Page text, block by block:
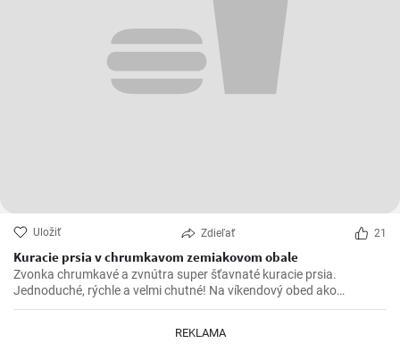
Uložiť Zdieľať 21
Kuracie prsia v chrumkavom zemiakovom obale
Zvonka chrumkavé a zvnútra super šťavnaté kuracie prsia.
Jednoduché, rýchle a velmi chutné! Na víkendový obed ako
stvorené 😍
REKLAMA